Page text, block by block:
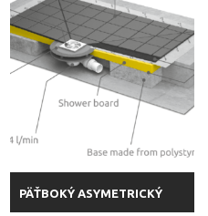
PÄŤBOKÝ ASYMETRICKÝ